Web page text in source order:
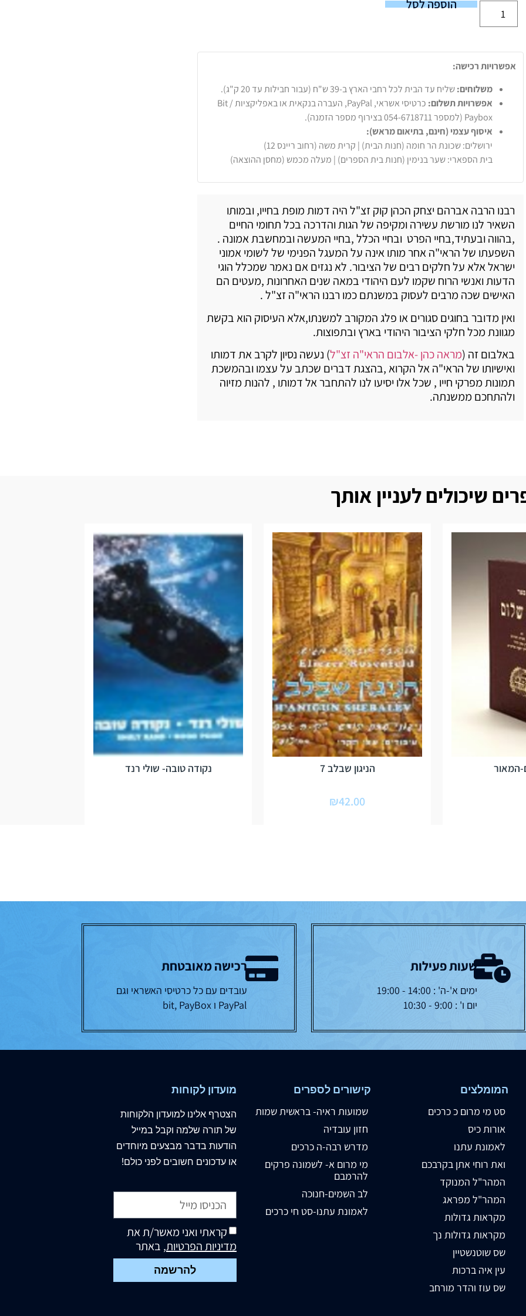
הוספה לסל
אפשרויות רכישה:
משלוחים:שליח עד הבית לכל רחבי הארץ ב-39 ש"ח (עבור חבילות עד 20 ק"ג).
אפשרויות תשלום:
כרטיסי אשראי, PayPal, העברה בנקאית או באפליקציות Bit /
Paybox (למספר 054-6718711 בצירוף מספר הזמנה).
איסוף עצמי (חינם, בתיאום מראש):
ירושלים: שכונת הר חומה (חנות הבית) | קרית משה (רחוב ריינס 12)
בית הספארי: שער בנימין (חנות בית הספרים) | מעלה מכמש (מחסן ההוצאה)
רבנו הרבה אברהם יצחק הכהן קוק זצ"ל היה דמות מופת בחייו, ובמותו
השאיר לנו מורשת עשירה ומקיפה של הגות והדרכה בכל תחומי החיים
,בהווה ובעתיד,בחיי הפרט ובחיי הכלל ,בחיי המעשה ובמחשבת אמונה .
השפעתו של הראי"ה אחר מותו אינה על המעגל הפנימי של לשומי אמוני
ישראל אלא על חלקים רבים של הציבור. לא נגזים אם נאמר שמכלל הוגי
הדעות ואנשי הרוח שקמו לעם היהודי במאה שנים האחרונות ,מעטים הם
האישים שכה מרבים לעסוק במשנתם כמו רבנו הראי"ה זצ"ל .
ואין מדובר בחוגים סגורים או פלג המקורב למשנתו,אלא העיסוק הוא בקשת
מגוונת מכל חלקי הציבור היהודי בארץ ובתפוצות.
באלבום זה (מראה כהן -אלבום הראי"ה זצ"ל) נעשה נסיון לקרב את דמותו
ואישיותו של הראי"ה אל הקרוא ,בהצגת דברים שכתב על עצמו ובהמשכת
תמונות מפרקי חייו , שכל אלו יסיעו לנו להתחבר אל דמותו , להנות מזיוה
ולהתחכם ממשנתה.
שיכולים לעניין אותך
המאור הניגון שבלב 7
₪42.00
נקודה טובה- שולי רנד
שעות פעילות
ימים א'-ה' : 14:00 - 19:00
יום ו' : 9:00 - 10:30
רכישה מאובטחת
עובדים עם כל כרטיסי האשראי וגם
PayPal ו bit, PayBox
המומלצים
סט מי מרום כ כרכים
אורות כיס
לאמונת עתנו
ואת רוחי אתן בקרבכם
המהר"ל המנוקד
המהר"ל מפראג
מקראות גדולות
מקראות גדולות נך
שס שוטנשטיין
עין איה ברכות
שס עוז והדר מורחב
קישורים לספרים
שמועות ראיה- בראשית שמות
חזון עובדיה
מדרש רבה-ה כרכים
מי מרום א- לשמונה פרקים
להרמבם
לב השמים-חנוכה
לאמונת עתנו-סט חי כרכים
מועדון לקוחות
הצטרף אלינו למועדון הלקוחות
של תורה שלמה וקבל במייל
הודעות בדבר מבצעים מיוחדים
או עדכונים חשובים לפני כולם!
קראתי ואני מאשר/ת את
מדיניות הפרטיות, באתר
להרשמה